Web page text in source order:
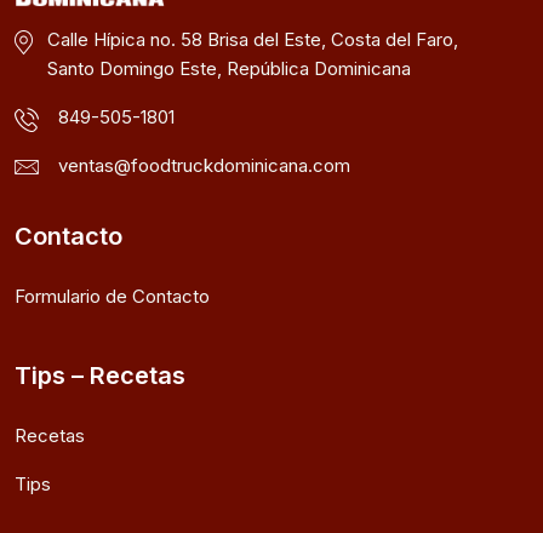
Calle Hípica no. 58 Brisa del Este, Costa del Faro,
Santo Domingo Este, República Dominicana
849-505-1801
ventas@foodtruckdominicana.com
Contacto
Formulario de Contacto
Tips – Recetas
Recetas
Tips